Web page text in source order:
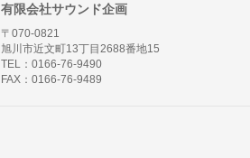
有限会社サウンド企画
〒070-0821
旭川市近文町13丁目2688番地15
TEL：0166-76-9490
FAX：0166-76-9489